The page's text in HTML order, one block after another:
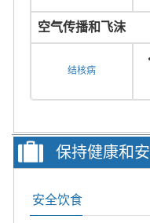
空气传播和飞沫
结核病
保持健康和
安全饮食